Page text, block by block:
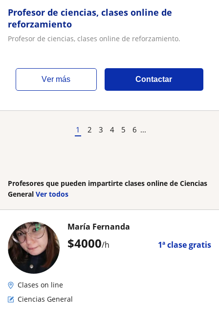
Profesor de ciencias, clases online de
reforzamiento
Profesor de ciencias, clases online de reforzamiento.
ver más Contactar
1 2 3 4 5 6 ...
Profesores que pueden impartirte clases online de Ciencias
General Ver todos
$4000/h 1ª clase gratis
María Fernanda
Clases on line
Ciencias General